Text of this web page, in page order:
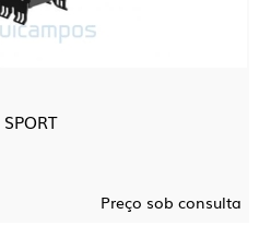
Preço sob consulta